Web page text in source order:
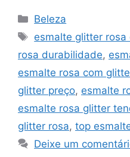
Categorias
Beleza
Tags
esmalte glitter rosa
rosa durabilidade,
esmalte rosa com
glitter preço, esmalte
esmalte rosa glitter
glitter rosa, top
Deixe um